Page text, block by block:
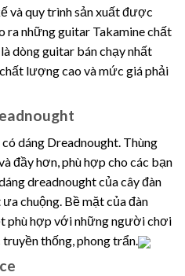
và quy trình sản xuất được
ra những guitar Takamine chất
dòng guitar bán chạy nhất
lượng cao và mức giá phải
dáng Dreadnought. Thùng
đầy hơn, phù hợp cho các bạn
dreadnought của cây đàn
chuộng. Bề mặt của đàn
phù hợp với những người chơi
thống, phong trẩn.